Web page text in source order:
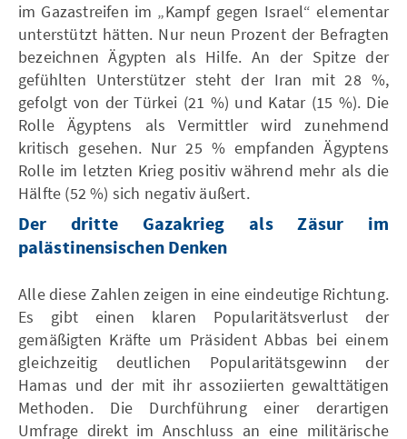
im Gazastreifen im „Kampf gegen Israel“ elementar
unterstützt hätten. Nur neun Prozent der Befragten
bezeichnen Ägypten als Hilfe. An der Spitze der
gefühlten Unterstützer steht der Iran mit 28 %,
gefolgt von der Türkei (21 %) und Katar (15 %). Die
Rolle Ägyptens als Vermittler wird zunehmend
kritisch gesehen. Nur 25 % empfanden Ägyptens
Rolle im letzten Krieg positiv während mehr als die
Hälfte (52 %) sich negativ äußert.
Der dritte Gazakrieg als Zäsur im
palästinensischen Denken
Alle diese Zahlen zeigen in eine eindeutige Richtung.
Es gibt einen klaren Popularitätsverlust der
gemäßigten Kräfte um Präsident Abbas bei einem
gleichzeitig deutlichen Popularitätsgewinn der
Hamas und der mit ihr assoziierten gewalttätigen
Methoden. Die Durchführung einer derartigen
Umfrage direkt im Anschluss an eine militärische